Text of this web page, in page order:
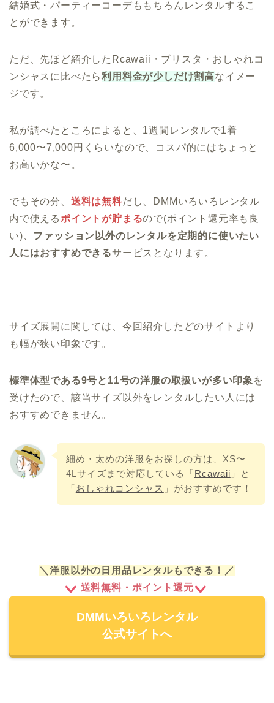
結婚式・パーティーコーデももちろんレンタルするこ
とができます。
ただ、先ほど紹介したRcawaii・ブリスタ・おしゃれコ
ンシャスに比べたら利用料金が少しだけ割高なイメー
ジです。
私が調べたところによると、1週間レンタルで1着
6,000〜7,000円くらいなので、コスパ的にはちょっと
お高いかな〜。
でもその分、 送料は無料だし、DMMいろいろレンタル
内で使えるポイントが貯まるので(ポイント還元率も良
い)、 ファッション以外のレンタルを定期的に使いたい
人にはおすすめできるサービスとなります。
サイズ展開に関しては、今回紹介したどのサイトより
も幅が狭い印象です。
標準体型である9号と11号の洋服の取扱いが多い印象 を
受けたので、該当サイズ以外をレンタルしたい人には
おすすめできません。
細め・太めの洋服をお探しの方は、XS〜
4Lサイズまで対応している「Rcawaii 」と
「おしゃれコンシャス 」がおすすめです！
＼洋服以外の日用品レンタルもできる！／
送料無料・ポイント還元
DMMいろいろレンタル
公式サイトへ